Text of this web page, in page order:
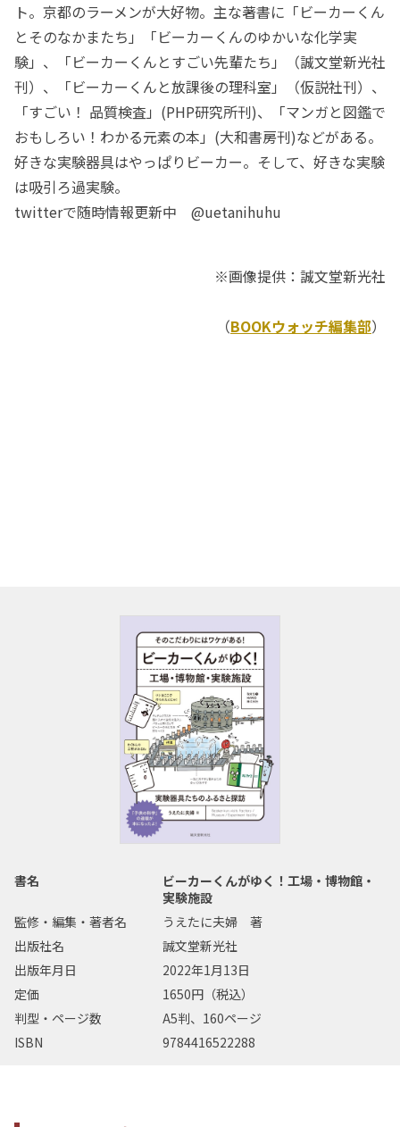
ト。京都のラーメンが大好物。主な著書に「ビーカーくん
とそのなかまたち」「ビーカーくんのゆかいな化学実
験」、「ビーカーくんとすごい先輩たち」（誠文堂新光社
刊）、「ビーカーくんと放課後の理科室」（仮説社刊）、
「すごい！ 品質検査」(PHP研究所刊)、「マンガと図鑑で
おもしろい！わかる元素の本」(大和書房刊)などがある。
好きな実験器具はやっぱりビーカー。そして、好きな実験
は吸引ろ過実験。
twitterで随時情報更新中 @uetanihuhu
※画像提供：誠文堂新光社
（BOOKウォッチ編集部）
書名
ビーカーくんがゆく！工場・博物館・
実験施設
監修・編集・著者名
うえたに夫婦 著
出版社名
誠文堂新光社
出版年月日
2022年1月13日
定価
1650円（税込）
判型・ページ数
A5判、160ページ
ISBN
9784416522288